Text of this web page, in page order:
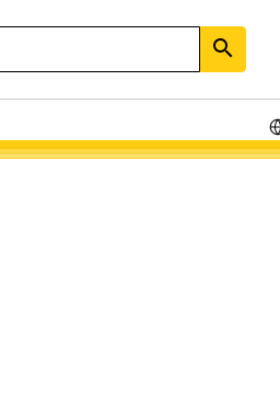
search